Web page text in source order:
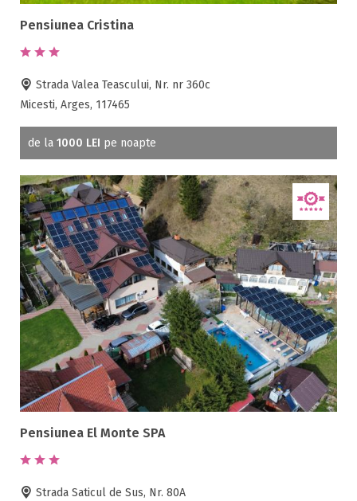
Pensiunea Cristina
Strada Valea Teascului, Nr. nr 360c
Micesti, Arges, 117465
de la 1000 LEI pe noapte
Pensiunea El Monte SPA
Strada Saticul de Sus, Nr. 80A